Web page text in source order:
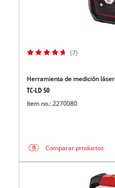
(7)
Herramienta de medición láser
TC-LD 50
Item no.: 2270080
Comparar productos